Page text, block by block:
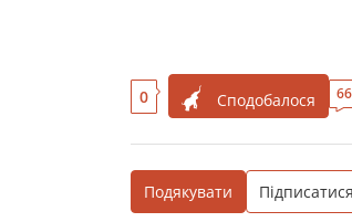
0 Сподобалося
Подякувати